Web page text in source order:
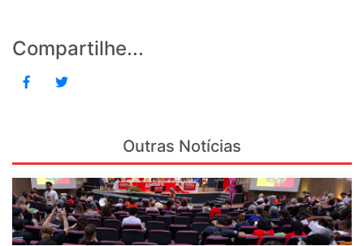
Compartilhe...
Outras Notícias